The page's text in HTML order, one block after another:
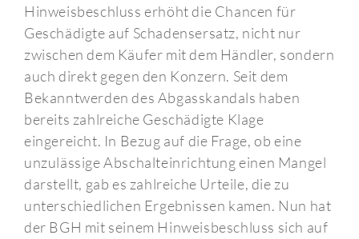
Hinweisbeschluss erhöht die Chancen für
Geschädigte auf Schadensersatz, nicht nur
zwischen dem Käufer mit dem Händler, sondern
auch direkt gegen den Konzern. Seit dem
Bekanntwerden des Abgasskandals haben
bereits zahlreiche Geschädigte Klage
eingereicht. In Bezug auf die Frage, ob eine
unzulässige Abschalteinrichtung einen Mangel
darstellt, gab es zahlreiche Urteile, die zu
unterschiedlichen Ergebnissen kamen. Nun hat
der BGH mit seinem Hinweisbeschluss sich auf